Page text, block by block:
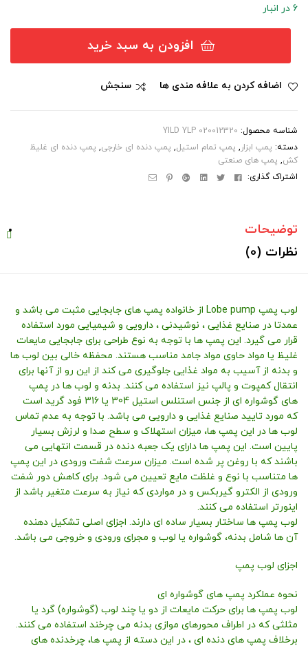
6 در انبار
افزودن به سبد خرید
اضافه کردن به علافه مندی ها سنجش
شناسه محصول: YILD YLP 020012320
دسته: پمپ ابزار , پمپ تمام استیل, پمپ دنده ای خارجی, پمپ دنده ای غلیظ
کش, پمپ های صنعتی
اشتراک گذاری:
فیسبوکتوِییتر لینکداین
گوگل
پینترست
ایمیل
توضیحات
نظرات (0)
لوب پمپ Lobe pump از خانواده پمپ های جابجایی مثبت می باشد و
عمدتا در صنایع غذایی ، نوشیدنی ، دارویی و شیمیایی مورد استفاده
قرار می گیرد. این پمپ ها با توجه به نوع طراحی برای جابجایی مایعات
غلیظ یا مواد حاوی مواد جامد مناسب هستند. محفظه خالی بین لوب ها
و بدنه از آسیب به مواد غذایی جلوگیری می کند از این رو از آنها برای
انتقال کمپوت و پالپ نیز استفاده می کنند. بدنه و لوب ها در پمپ
های گوشواره ای از جنس استنلس استیل 304 یا 316 فود گرید است
که مورد تایید صنایع غذایی و دارویی می باشد. با توجه به عدم تماس
لوب ها در این پمپ ها، میزان استهلاک و سطح صدا و لرزش بسیار
پایین است. این پمپ ها دارای یک جعبه دنده در قسمت انتهایی می
باشند که با روغن پر شده است. میزان سرعت شفت ورودی در این پمپ
ها متناسب با نوع و غلظت مایع تعیین می شود. برای کاهش دور شفت
ورودی از الکترو گیربکس و در مواردی که نیاز به سرعت متغیر باشد از
اینورتر استفاده می کنند.
لوب پمپ ها ساختار بسیار ساده ای دارند. اجزای اصلی تشکیل دهنده
آن ها شامل بدنه، گوشواره یا لوب و مجرای ورودی و خروجی می باشد.
اجزای لوب پمپ
نحوه عملکرد پمپ های گوشواره ای
لوب پمپ ها برای حرکت مایعات از دو یا چند لوب (گوشواره) گرد یا
مثلثی که در اطراف محورهای موازی بدنه می ‌چرخند استفاده می ‌کنند.
برخلاف پمپ ‌های دنده ‌ای ، در این دسته از پمپ ها، چرخدنده های